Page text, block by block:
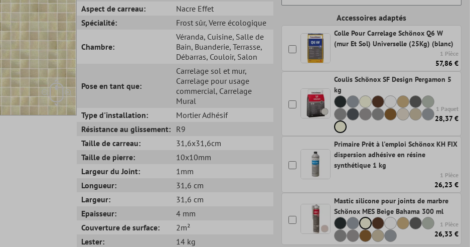
Aspect de carreau:
Nacre Effet
Spécialité:
Frost sûr, Verre écologique
Chambre:
Véranda, Cuisine, Salle de
Bain, Buanderie, Terrasse,
Débarras, Couloir, Salon
Pose en tant que:
Carrelage sol et mur,
Carrelage pour usage
commercial, Carrelage
Mural
Type d'installation:
Mortier Adhésif
Résistance au glissement: R9
Taille de carreau:
31,6x31,6cm
Taille de pierre:
10x10mm
Largeur du Joint:
1mm
Longueur:
31,6 cm
Largeur:
31,6 cm
Epaisseur:
4 mm
Couverture de surface:
2m²
Lester:
14 kg
Accessoires adaptés
Colle Pour Carrelage Schönox Q6 W
(mur Et Sol) Universelle (25Kg) (blanc)
1 Pièce
57,86 €
Coulis Schönox SF Design Pergamon 5
kg
1 Paquet
28,37 €
Primaire Prêt à l'emploi Schönox KH FIX
dispersion adhésive en résine
synthétique 1 kg
1 Pièce
26,23 €
Mastic silicone pour joints de marbre
Schönox MES Beige Bahama 300 ml
1 Pièce
26,33 €